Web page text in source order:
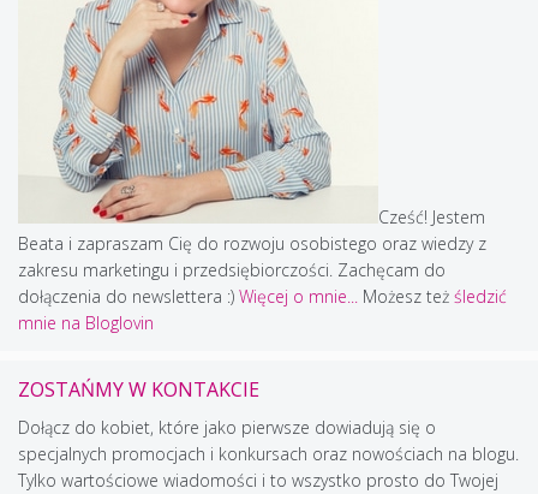
Cześć! Jestem
Beata i zapraszam Cię do rozwoju osobistego oraz wiedzy z
zakresu marketingu i przedsiębiorczości. Zachęcam do
dołączenia do newslettera :) Więcej o mnie... Możesz też śledzić
mnie na Bloglovin
ZOSTAŃMY W KONTAKCIE
Dołącz do kobiet, które jako pierwsze dowiadują się o
specjalnych promocjach i konkursach oraz nowościach na blogu.
Tylko wartościowe wiadomości i to wszystko prosto do Twojej